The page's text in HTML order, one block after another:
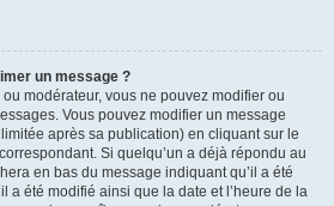
un message ?
modérateur, vous ne pouvez modifier ou
Vous pouvez modifier un message
après sa publication) en cliquant sur le
Si quelqu’un a déjà répondu au
en bas du message indiquant qu’il a été
a été modifié ainsi que la date et l’heure de la